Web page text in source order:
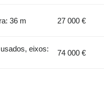
36 m 27 000 €
eixos:
74 000 €